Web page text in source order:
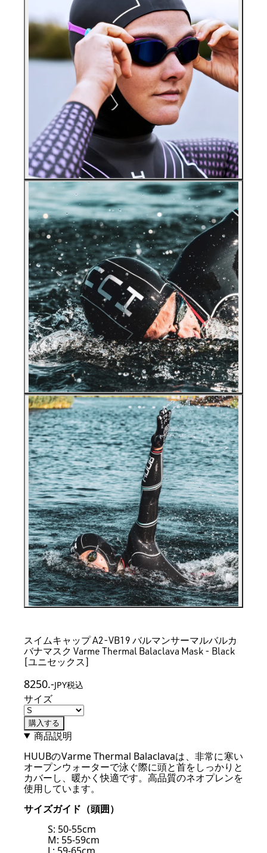
スイムキャップ A2-VB19 バルマンサーマルバルカ
バナマスク Varme Thermal Balaclava Mask - Black
[ユニセックス]
8250.-JPY税込
サイズ
購入する
商品説明
HUUBのVarme Thermal Balaclavaは、非常に寒い
オープンウォーターで泳ぐ際に頭と首をしっかりと
カバーし、暖かく快適です。高品質のネオプレンを
使用しています。
サイズガイド（頭囲）
S: 50-55cm
M: 55-59cm
L: 59-65cm